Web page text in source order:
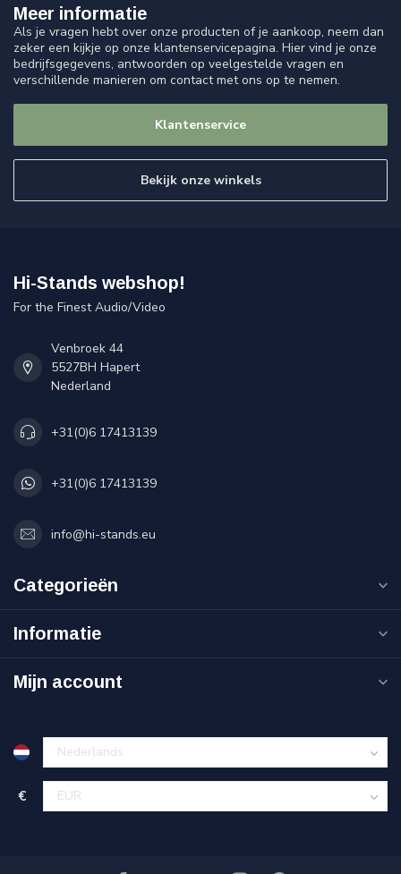
Meer informatie
Als je vragen hebt over onze producten of je aankoop, neem dan
zeker een kijkje op onze klantenservicepagina. Hier vind je onze
bedrijfsgegevens, antwoorden op veelgestelde vragen en
verschillende manieren om contact met ons op te nemen.
Klantenservice
Bekijk onze winkels
Hi-Stands webshop!
For the Finest Audio/Video
Venbroek 44
5527BH Hapert
Nederland
+31(0)6 17413139
+31(0)6 17413139
info@hi-stands.eu
Categorieën
Informatie
Mijn account
€